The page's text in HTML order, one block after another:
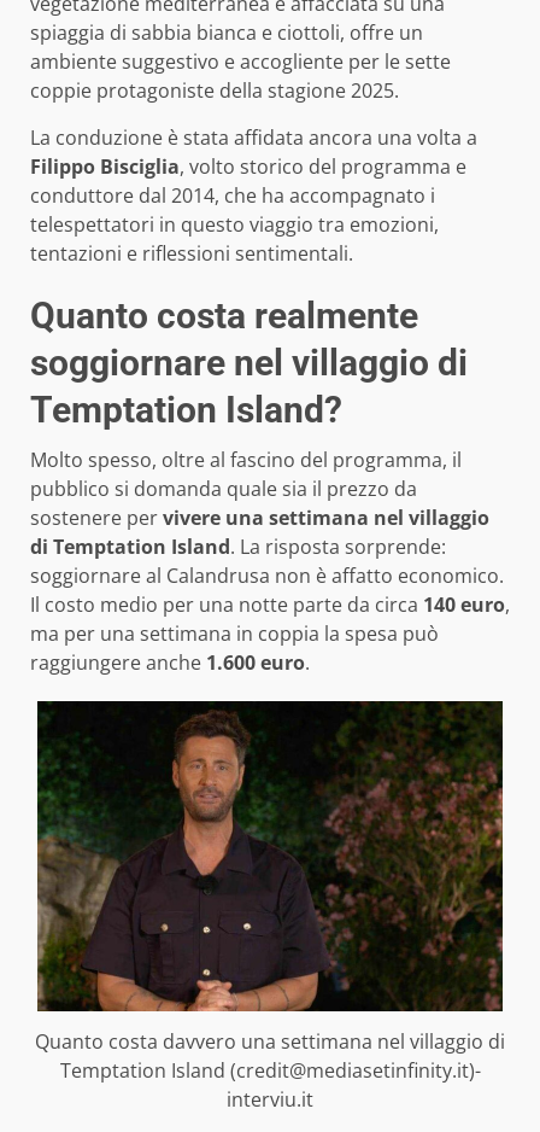
spiaggia di sabbia bianca e ciottoli, offre un
ambiente suggestivo e accogliente per le sette
coppie protagoniste della stagione 2025.
La conduzione è stata affidata ancora una volta a
Filippo Bisciglia, volto storico del programma e
conduttore dal 2014, che ha accompagnato i
telespettatori in questo viaggio tra emozioni,
tentazioni e riflessioni sentimentali.
Quanto costa realmente
soggiornare nel villaggio di
Temptation Island?
Molto spesso, oltre al fascino del programma, il
pubblico si domanda quale sia il prezzo da
sostenere pervivere una settimana nel villaggio
di Temptation Island. La risposta sorprende:
soggiornare al Calandrusa non è affatto economico.
Il costo medio per una notte parte da circa 140 euro,
ma per una settimana in coppia la spesa può
raggiungere anche 1.600 euro.
Quanto costa davvero una settimana nel villaggio di
Temptation Island (credit@mediasetinfinity.it)-
interviu.it